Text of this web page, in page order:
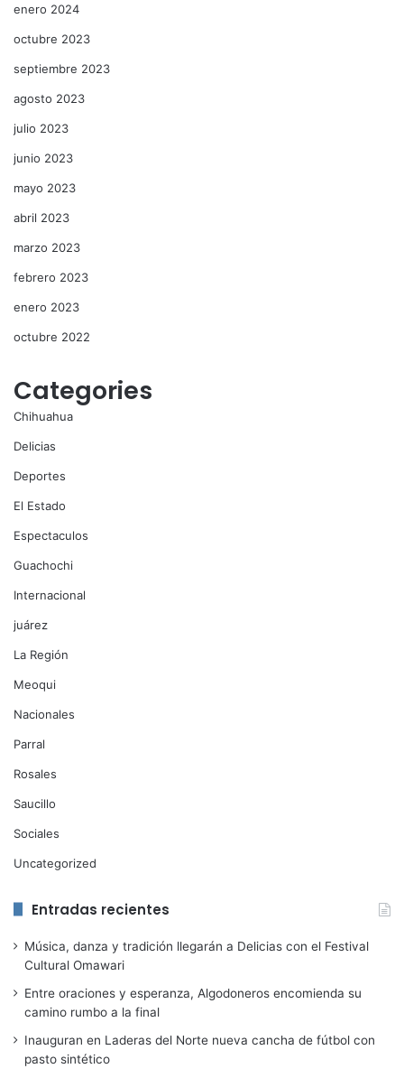
enero 2024
octubre 2023
septiembre 2023
agosto 2023
julio 2023
junio 2023
mayo 2023
abril 2023
marzo 2023
febrero 2023
enero 2023
octubre 2022
Categories
Chihuahua
Delicias
Deportes
El Estado
Espectaculos
Guachochi
Internacional
juárez
La Región
Meoqui
Nacionales
Parral
Rosales
Saucillo
Sociales
Uncategorized
Entradas recientes
Música, danza y tradición llegarán a Delicias con el Festival
Cultural Omawari
Entre oraciones y esperanza, Algodoneros encomienda su
camino rumbo a la final
Inauguran en Laderas del Norte nueva cancha de fútbol con
pasto sintético